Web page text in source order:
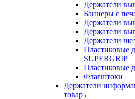
Держатели
Баннеры с
Держатели
Держатели
Держатели
Пластиковые
SUPERGRIP
Пластиковые
Флагштоки
Держатели
товар